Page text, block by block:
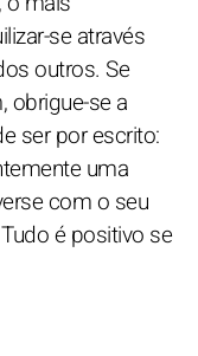
se através
outros. Se
obrigue-se a
ser por escrito:
uma
com o seu
é positivo se